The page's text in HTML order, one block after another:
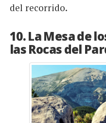
del recorrido.
10. La Mesa de
las Rocas del